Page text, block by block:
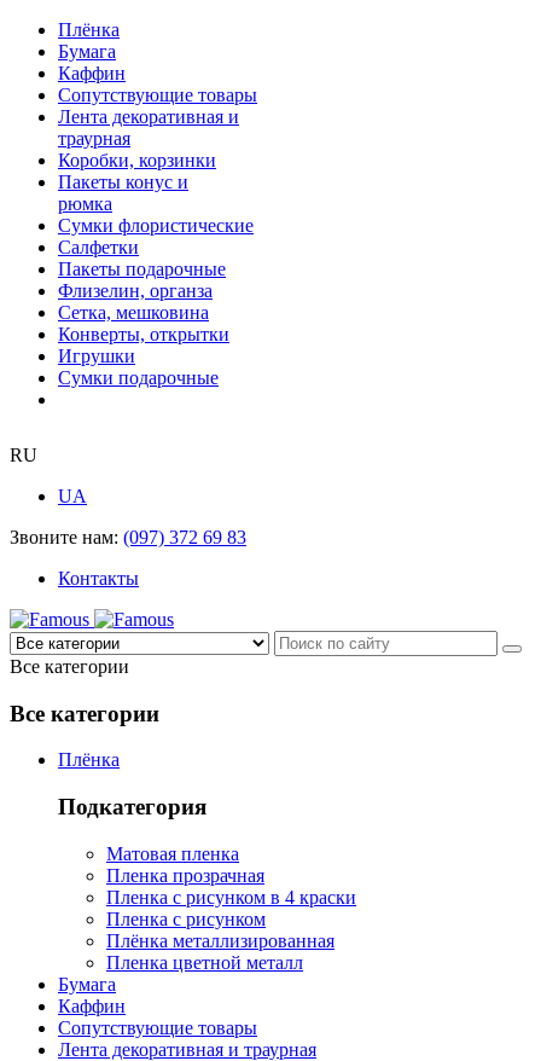
Плёнка
Бумага
Каффин
Сопутствующие товары
Лента декоративная и
траурная
Коробки, корзинки
Пакеты конус и
рюмка
Сумки флористические
Салфетки
Пакеты подарочные
Флизелин, органза
Сетка, мешковина
Конверты, открытки
Игрушки
Сумки подарочные
RU
UA
Звоните нам: (097) 372 69 83
Контакты
Все категории
Все категории
Плёнка
Подкатегория
Матовая пленка
Пленка прозрачная
Пленка с рисунком в 4 краски
Пленка с рисунком
Плёнка металлизированная
Пленка цветной металл
Бумага
Каффин
Сопутствующие товары
Лента декоративная и траурная